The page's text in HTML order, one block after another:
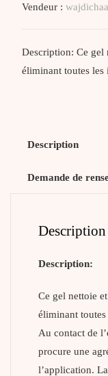
Vendeur :
Description: Ce gel
éliminant toutes
Description
Demande de
Description
Description:
Ce gel nettoie
éliminant
Au contact de
procure une
l’application.